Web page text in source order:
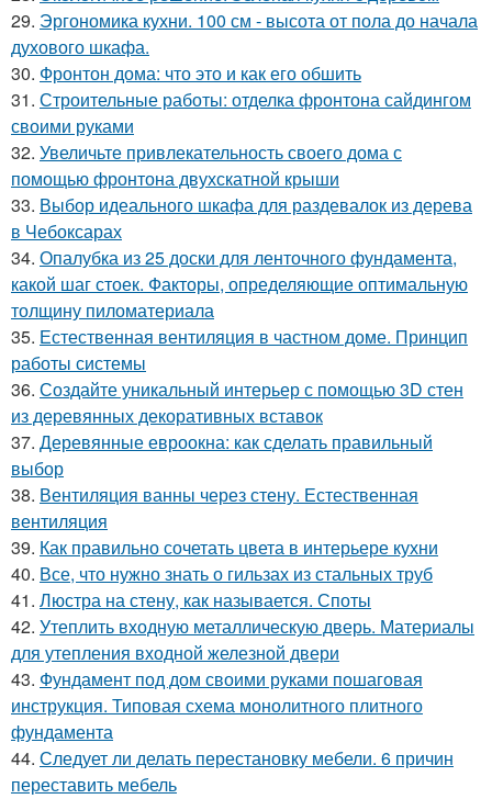
29. Эргономика кухни. 100 см - высота от пола до начала
духового шкафа.
30. Фронтон дома: что это и как его обшить
31. Строительные работы: отделка фронтона сайдингом
своими руками
32. Увеличьте привлекательность своего дома с
помощью фронтона двухскатной крыши
33. Выбор идеального шкафа для раздевалок из дерева
в Чебоксарах
34. Опалубка из 25 доски для ленточного фундамента,
какой шаг стоек. Факторы, определяющие оптимальную
толщину пиломатериала
35. Естественная вентиляция в частном доме. Принцип
работы системы
36. Создайте уникальный интерьер с помощью 3D стен
из деревянных декоративных вставок
37. Деревянные евроокна: как сделать правильный
выбор
38. Вентиляция ванны через стену. Естественная
вентиляция
39. Как правильно сочетать цвета в интерьере кухни
40. Все, что нужно знать о гильзах из стальных труб
41. Люстра на стену, как называется. Споты
42. Утеплить входную металлическую дверь. Материалы
для утепления входной железной двери
43. Фундамент под дом своими руками пошаговая
инструкция. Типовая схема монолитного плитного
фундамента
44. Следует ли делать перестановку мебели. 6 причин
переставить мебель